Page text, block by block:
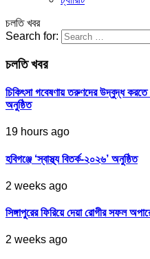
চলতি খবর
Search for:
চলতি খবর
চিকিৎসা গবেষণায় তরুণদের উদ্বুদ্ধ
অনুষ্ঠিত
19 hours ago
হবিগঞ্জে ‘স্বাস্থ্য বিতর্ক-২০২৬’ অনুষ্ঠিত
2 weeks ago
সিঙ্গাপুরের ফিরিয়ে দেয়া রোগীর সফল
2 weeks ago